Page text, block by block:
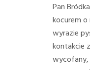
Pan
kocurem
wyrazie
kontakcie
wycofany,